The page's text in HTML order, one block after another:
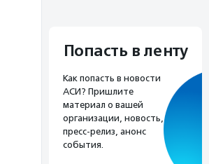
Попасть в ленту
Как попасть в новости
АСИ? Пришлите
материал о вашей
организации, новость,
пресс-релиз, анонс
события.